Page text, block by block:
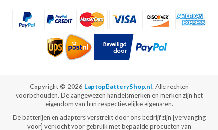
Copyright © 2026 LaptopBatteryShop.nl. Alle rechten
voorbehouden. De aangewezen handelsmerken en merken zijn het
eigendom van hun respectievelijke eigenaren.
De batterijen en adapters verstrekt door ons bedrijf zijn [vervanging
voor] verkocht voor gebruik met bepaalde producten van